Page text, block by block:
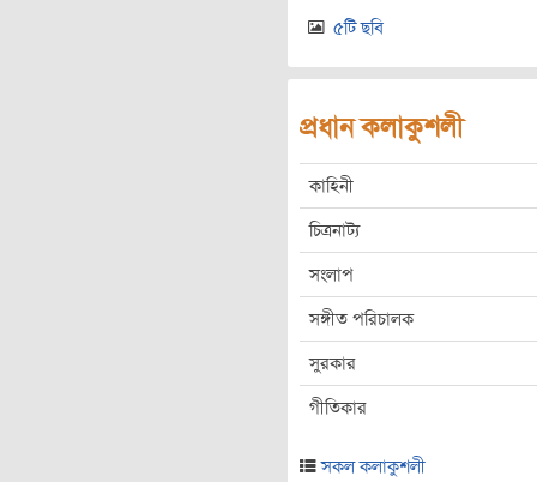
৫টি ছবি
প্রধান কলাকুশলী
কাহিনী
চিত্রনাট্য
সংলাপ
সঙ্গীত পরিচালক
সুরকার
গীতিকার
সকল কলাকুশলী